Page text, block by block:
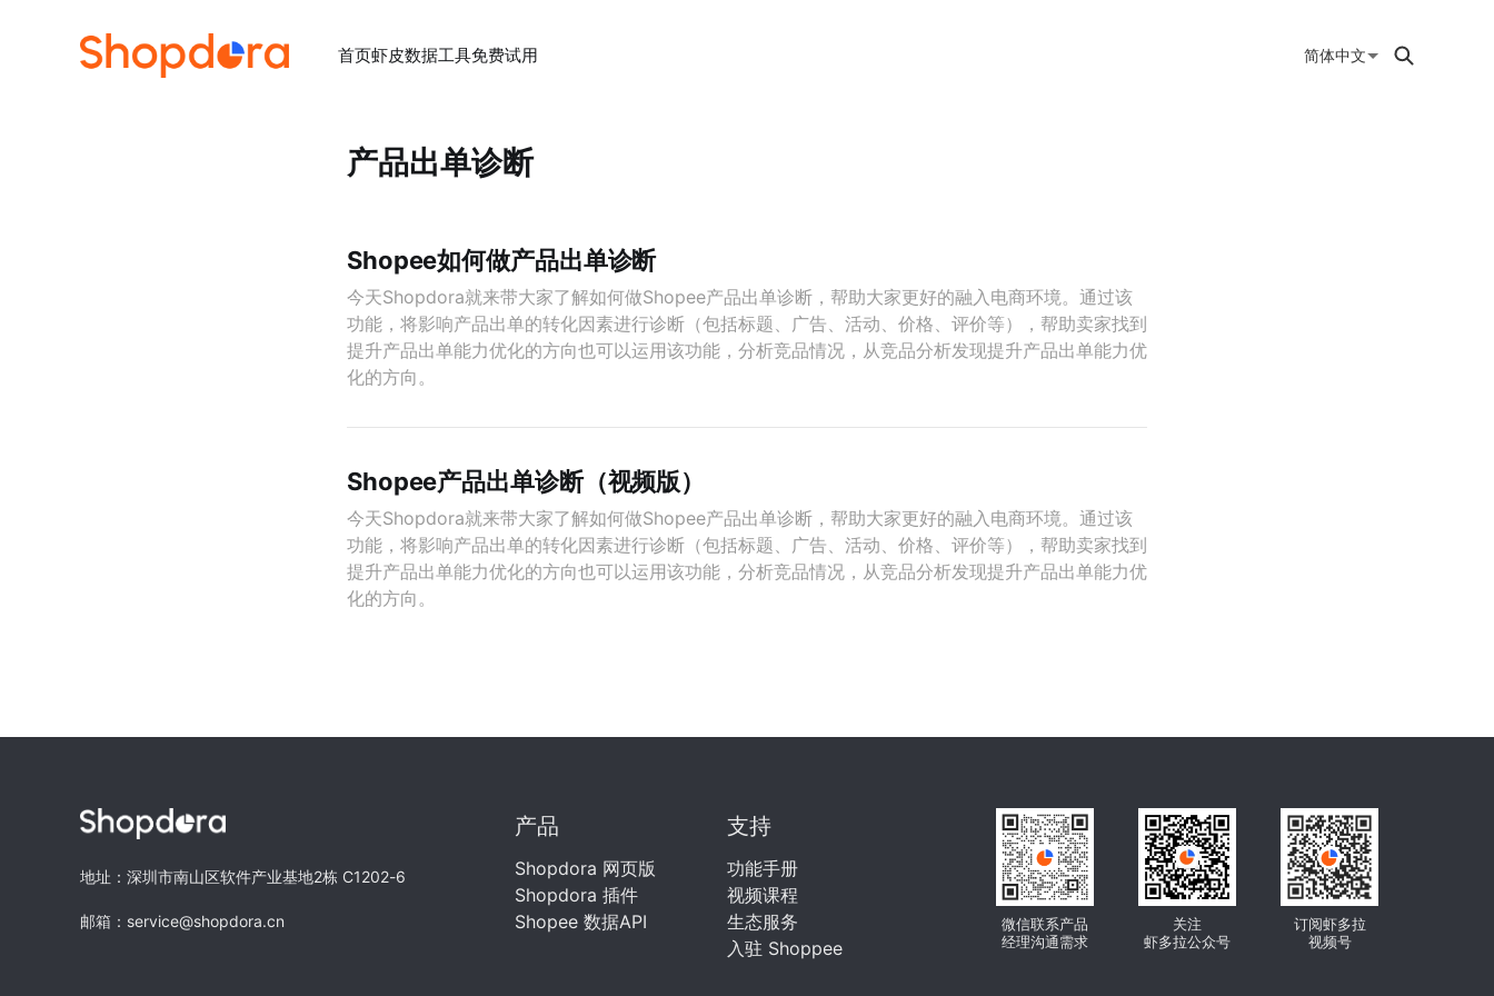
首页虾皮数据工具免费试用 简体中文
产品出单诊断
Shopee如何做产品出单诊断
今天Shopdora就来带大家了解如何做Shopee产品出单诊断，帮助大家更好的融入电商环境。通过该
功能，将影响产品出单的转化因素进行诊断（包括标题、广告、活动、价格、评价等），帮助卖家找到
提升产品出单能力优化的方向也可以运用该功能，分析竞品情况，从竞品分析发现提升产品出单能力优
化的方向。
Shopee产品出单诊断（视频版）
今天Shopdora就来带大家了解如何做Shopee产品出单诊断，帮助大家更好的融入电商环境。通过该
功能，将影响产品出单的转化因素进行诊断（包括标题、广告、活动、价格、评价等），帮助卖家找到
提升产品出单能力优化的方向也可以运用该功能，分析竞品情况，从竞品分析发现提升产品出单能力优
化的方向。
地址：深圳市南山区软件产业基地2栋 C1202-6
邮箱：service@shopdora.cn
产品
Shopdora 网页版
Shopdora 插件
Shopee 数据API
支持
功能手册
视频课程
生态服务
入驻 Shoppee
微信联系产品
经理沟通需求
关注
虾多拉公众号
订阅虾多拉
视频号